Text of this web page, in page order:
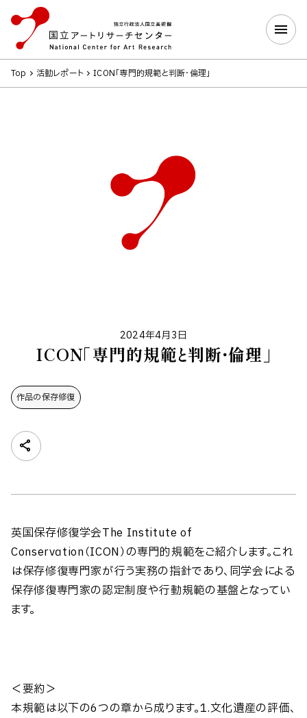
Top 活動レポート ICON「専門的規範と判断・倫理」
2024年4月3日
ICON「専門的規範と判断・倫理」
作品の保存修復
英国保存修復学会The Institute of
Conservation（ICON）の専門的規範をご紹介します。これ
は保存修復専門家が行う実務の指針であり、同学会による
保存修復専門家の認定制度や行動規範の基盤となってい
ます。
＜要約＞
本規範は以下の6つの章から成ります。1.文化遺産の評価、